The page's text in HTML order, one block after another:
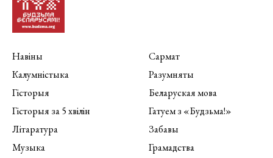
Навіны
Калумністыка
Гісторыя
Гісторыя за 5 хвілін
Літаратура
Музыка
Сармат
Разумняты
Беларуская мова
Гатуем з «Будзьма!»
Забавы
Грамадства